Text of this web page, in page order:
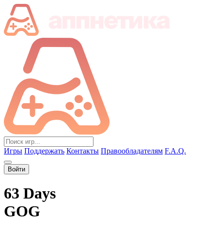
Игры Поддержать Контакты Правообладателям F.A.Q.
Войти
63 Days
GOG